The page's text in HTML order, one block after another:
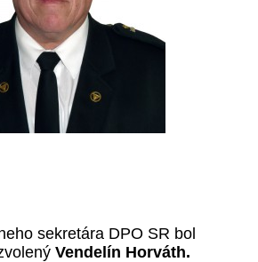
sekretára DPO SR bol
Vendelín Horváth.